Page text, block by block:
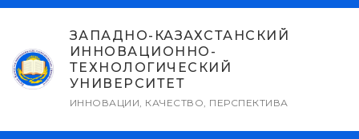
Перейти
содержимому
ЗАПАДНО-КАЗАХСТАНСКИЙ
ИННОВАЦИОННО-
ТЕХНОЛОГИЧЕСКИЙ
УНИВЕРСИТЕТ
ИННОВАЦИИ, КАЧЕСТВО, ПЕРСПЕКТИВА